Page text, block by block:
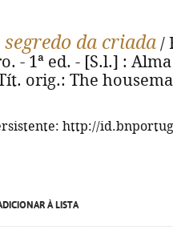
segredo da criada /
- 1ª ed. - [S.l.] :
orig.: The
http://
À LISTA